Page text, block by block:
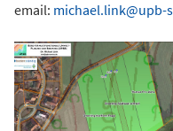
email: michael.link@upb-